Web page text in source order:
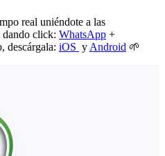
real uniéndote a las
dando click: WhatsApp +
descárgala: iOS y Android 🌱